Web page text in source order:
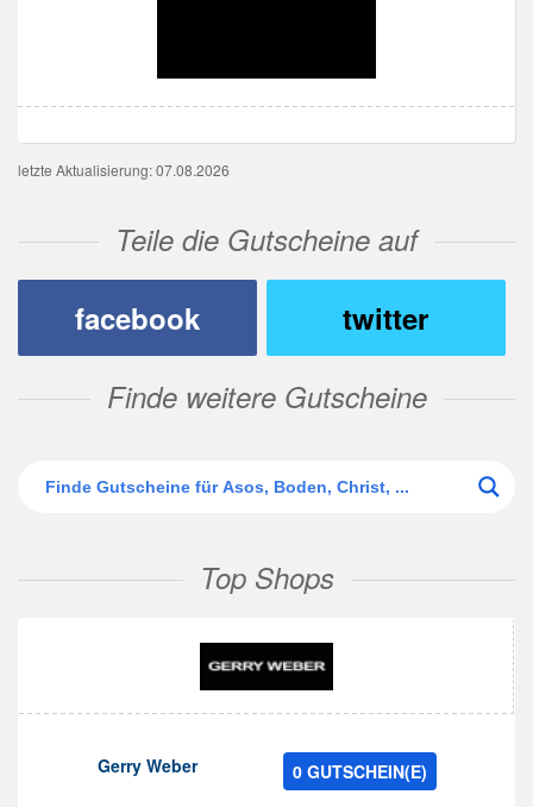
letzte Aktualisierung: 07.08.2026
Teile die Gutscheine auf
facebook
twitter
Finde weitere Gutscheine
Top Shops
Gerry Weber 0 GUTSCHEIN(E)